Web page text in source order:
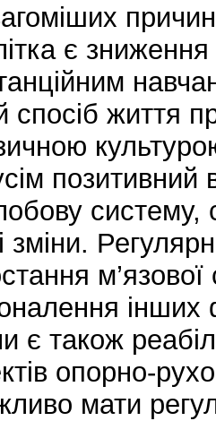
є
життя
позитивний
зміни.
інших
є також
опорно-
мати